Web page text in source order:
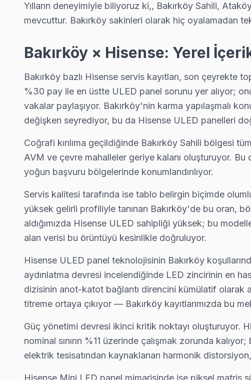
Bakırköy Yakın İlçelerde Hisense Servisi
· Başakşehir Hisense
· Bayrampaşa Hisense
· Beşiktaş Hisense
· Beylikdüzü Hisense
Bakırköy Diğer Marka Servisleri
· Bakırköy Sony
· Bakırköy Philips
· Bakırköy Hi-Level
· Bakırköy iFFALCON
· Bakırköy Samsung
· Bakırköy LG
· Bakırköy Panasonic
· Bakırköy Toshiba
Bakırköy'de Hisense TV Tamiri — Bilmeniz Gereken
Bakırköy'de Hisense panel servisinde net yanıtlar:
Hisense TV Servisinde Güven
✓ 15+ Yıl Deneyim
✓ Orijinal Yedek Parça
✓ Ücretsiz Arıza Tespiti
Bakırköy Mahallelerinde Hisense Servisi
Yılların deneyimiyle biliyoruz ki,, Bakırköy Sahili,
mevcuttur. Bakırköy sakinleri olarak hiç oyalamadan
Bakırköy × Hisense: Yerel
Bakırköy bazlı Hisense servis kayıtları, son çeyrekte
%30 pay ile en üstte ULED panel sorunu yer alıyor;
vakalar paylaşıyor. Bakırköy'nin karma yapılaşmalı
değişken seyrediyor, bu da Hisense ULED panelleri
Coğrafi kırılıma geçildiğinde Bakırköy Sahili bölgesi
AVM ve çevre mahalleler geriye kalanı oluşturuyor. Bu
yoğun başvuru bölgelerinde konumlandırılıyor.
Servis kalitesi tarafında ise tablo belirgin biçimde
yüksek gelirli profiliyle tanınan Bakırköy'de bu oran,
aldığımızda Hisense ULED sahipliği yüksek; bu
alan verisi bu örüntüyü kesinlikle doğruluyor.
Hisense ULED panel teknolojisinin Bakırköy
aydınlatma devresi incelendiğinde LED zincirinin en
dizisinin anot-katot bağlantı direncini kümülatif olarak
titreme ortaya çıkıyor — Bakırköy kayıtlarımızda bu
Güç yönetimi devresi ikinci kritik noktayı oluşturuyor.
nominal sınırın %11 üzerinde çalışmak zorunda
elektrik tesisatından kaynaklanan harmonik